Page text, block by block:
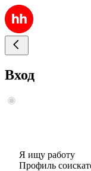
Вход
Я ищу работу
Профиль